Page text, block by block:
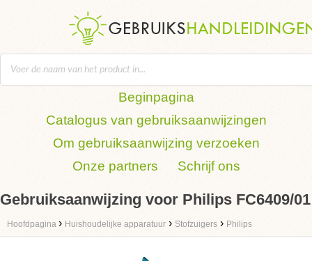
Beginpagina
Catalogus van gebruiksaanwijzingen
Om gebruiksaanwijzing verzoeken
Onze partners
Schrijf ons
Gebruiksaanwijzing voor Philips FC6409/01
Hoofdpagina › Huishoudelijke apparatuur › Stofzuigers › Philips